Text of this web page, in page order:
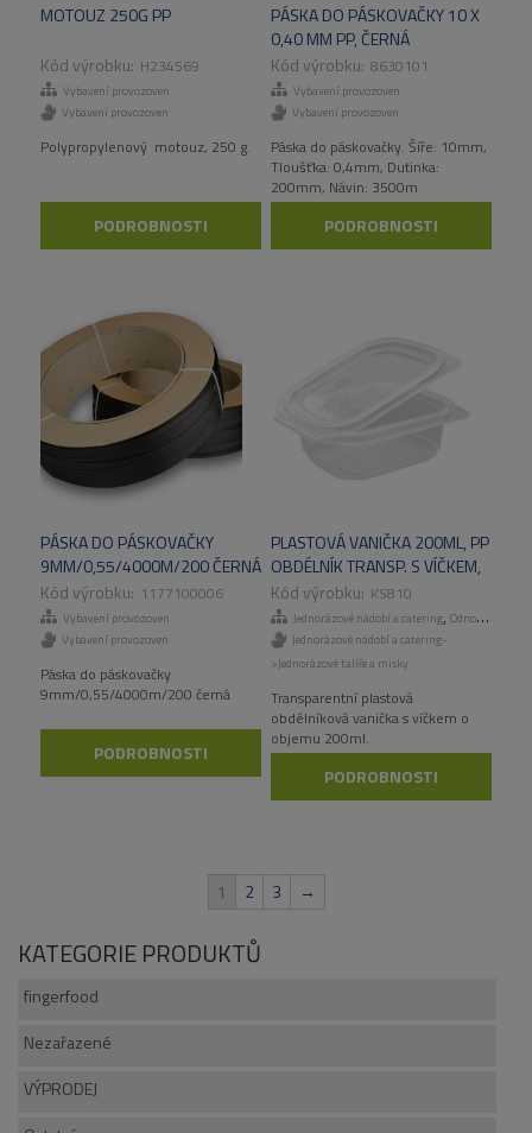
MOTOUZ 250G PP
H234569
Vybavení provozoven
Vybavení provozoven
Polypropylenový motouz, 250 g.
PODROBNOSTI
PÁSKA DO PÁSKOVAČKY 10 X
0,40 MM PP, ČERNÁ
8630101
Vybavení provozoven
Vybavení provozoven
Páska do páskovačky. Šíře: 10mm,
Tloušťka: 0,4mm, Dutinka:
200mm, Návin: 3500m
PODROBNOSTI
PÁSKA DO PÁSKOVAČKY
9MM/0,55/4000M/200 ČERNÁ
1177100006
Vybavení provozoven
Vybavení provozoven
Páska do páskovačky
9mm/0,55/4000m/200 černá
PODROBNOSTI
PLASTOVÁ VANIČKA 200ML, PP
OBDÉLNÍK TRANSP. S VÍČKEM,
500KS/KART KS810
Jednorázové nádobí a catering, Odnosné obaly a menuboxy
Jednorázové nádobí a catering-
>Jednorázové talíře a misky
Transparentní plastová
obdélníková vanička s víčkem o
objemu 200ml.
PODROBNOSTI
1 2 3 →
KATEGORIE PRODUKTŮ
fingerfood
Nezařazené
VÝPRODEJ